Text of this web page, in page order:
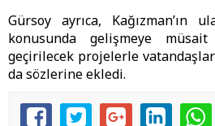
Gürsoy ayrıca, Kağızman’ın
konusunda gelişmeye
geçirilecek projelerle
da sözlerine ekledi.